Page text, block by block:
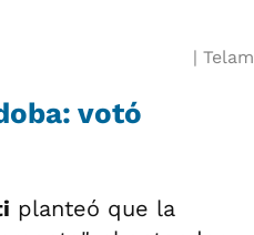
Telam
votó
planteó que la